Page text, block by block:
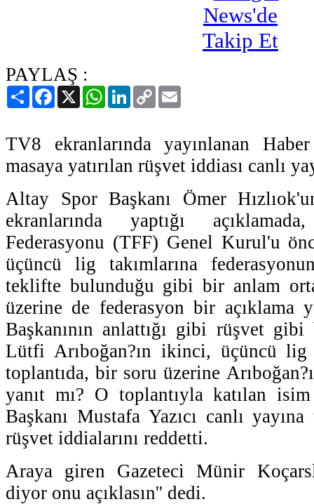
PAYLAŞ :
PaylaşFacebook
X WhatsAppLinkedIn
Copy
Link
TV8 ekranlarında yayınlanan
masaya yatırılan rüşvet iddiası canlı
Altay Spor Başkanı Ömer
ekranlarında yaptığı
Federasyonu (TFF) Genel Kurul'u
üçüncü lig takımlarına
teklifte bulunduğu gibi bir anlam
üzerine de federasyon bir açıklama
Başkanının anlattığı gibi rüşvet
Lütfi Arıboğan?ın ikinci, üçüncü lig
toplantıda, bir soru üzerine
yanıt mı? O toplantıyla katılan
Başkanı Mustafa Yazıcı canlı
rüşvet iddialarını reddetti.
Araya giren Gazeteci Münir
diyor onu açıklasın'' dedi.